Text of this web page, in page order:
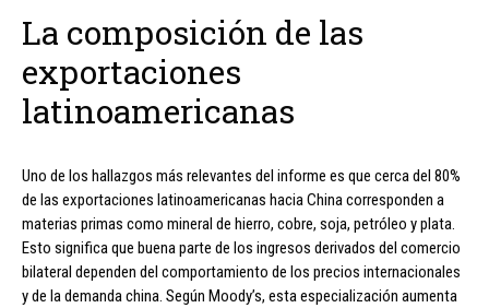
La composición de las
exportaciones
latinoamericanas
Uno de los hallazgos más relevantes del informe es que cerca del 80%
de las exportaciones latinoamericanas hacia China corresponden a
materias primas como mineral de hierro, cobre, soja, petróleo y plata.
Esto significa que buena parte de los ingresos derivados del comercio
bilateral dependen del comportamiento de los precios internacionales
y de la demanda china. Según Moody’s, esta especialización aumenta